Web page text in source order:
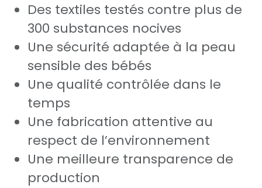
Des textiles testés contre plus de
300 substances nocives
Une sécurité adaptée à la peau
sensible des bébés
Une qualité contrôlée dans le
temps
Une fabrication attentive au
respect de l’environnement
Une meilleure transparence de
production